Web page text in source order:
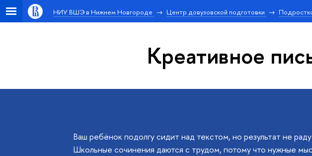
НИУ ВШЭ в Нижнем Новгороде Центр довузовской подготовки
Креативное
Ваш ребёнок подолгу сидит над текстом, но результат не
Школьные сочинения даются с трудом, потому что нужные